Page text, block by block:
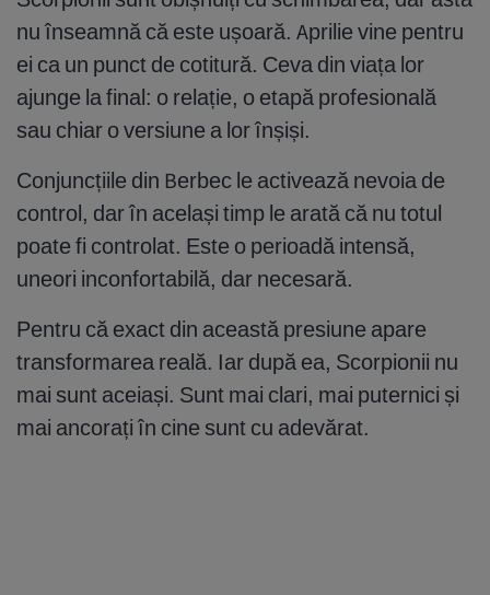
nu înseamnă că este ușoară. Aprilie vine pentru
ei ca un punct de cotitură. Ceva din viața lor
ajunge la final: o relație, o etapă profesională
sau chiar o versiune a lor înșiși.
Conjuncțiile din Berbec le activează nevoia de
control, dar în același timp le arată că nu totul
poate fi controlat. Este o perioadă intensă,
uneori inconfortabilă, dar necesară.
Pentru că exact din această presiune apare
transformarea reală. Iar după ea, Scorpionii nu
mai sunt aceiași. Sunt mai clari, mai puternici și
mai ancorați în cine sunt cu adevărat.